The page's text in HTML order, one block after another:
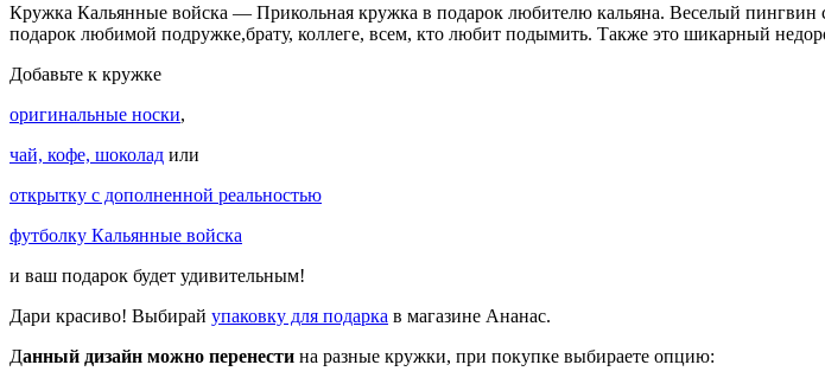
Кружка Кальянные войска — Прикольная кружка в подарок любителю кальяна. Веселый пингвин
подарок любимой подружке,брату, коллеге, всем, кто любит подымить. Также это шикарный
Добавьте к кружке
оригинальные носки,
чай, кофе, шоколад или
открытку с дополненной реальностью
футболку Кальянные войска
и ваш подарок будет удивительным!
Дари красиво! Выбирай упаковку для подарка в магазине Ананас.
Данный дизайн можно перенести на разные кружки, при покупке выбираете опцию: